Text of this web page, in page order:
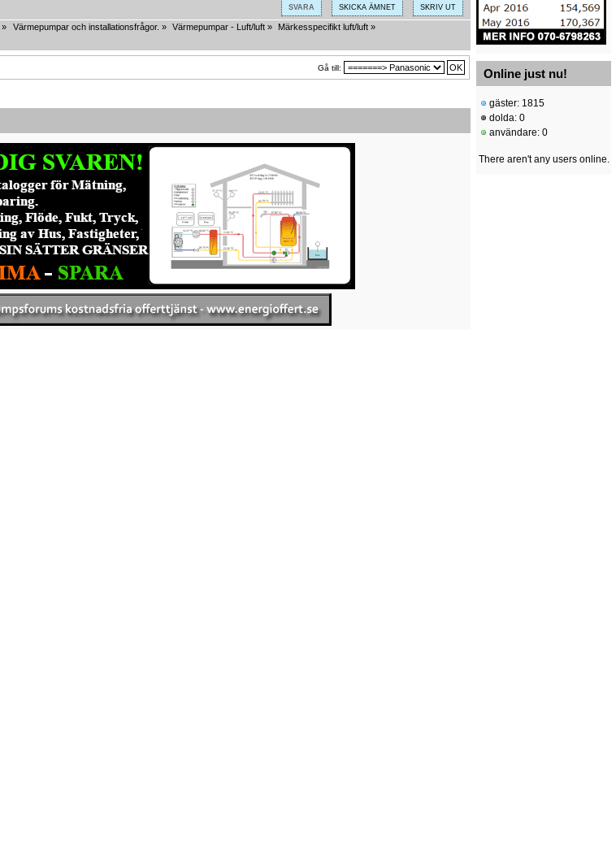
SVARA SKICKA ÄMNET SKRIV UT
» Värmepumpar och installationsfrågor. » Värmepumpar - Luft/luft» Märkesspecifikt luft/luft »
Gå till: Online just nu!
gäster: 1815
dolda: 0
användare: 0
There aren't any users online.